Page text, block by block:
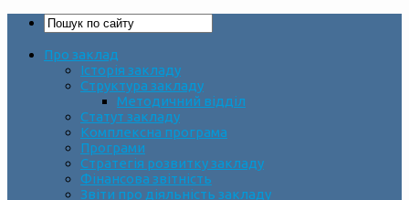
Про заклад
Історія закладу
Структура закладу
Методичний відділ
Статут закладу
Комплексна програма
Програми
Стратегія розвитку закладу
Фінансова звітність
Звіти про діяльність закладу